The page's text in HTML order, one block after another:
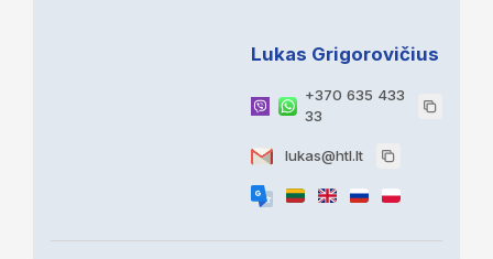
Lukas Grigorovičius
+370 635 433
33
lukas@htl.lt